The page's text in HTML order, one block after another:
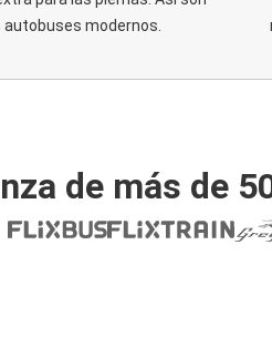
autobuses modernos.
de más de